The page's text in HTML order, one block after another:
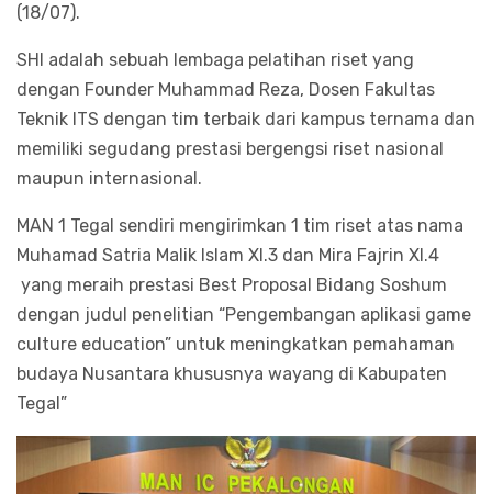
(18/07).
SHI adalah sebuah lembaga pelatihan riset yang
dengan Founder Muhammad Reza, Dosen Fakultas
Teknik ITS dengan tim terbaik dari kampus ternama dan
memiliki segudang prestasi bergengsi riset nasional
maupun internasional.
MAN 1 Tegal sendiri mengirimkan 1 tim riset atas nama
Muhamad Satria Malik Islam XI.3 dan Mira Fajrin XI.4
yang meraih prestasi Best Proposal Bidang Soshum
dengan judul penelitian “Pengembangan aplikasi game
culture education” untuk meningkatkan pemahaman
budaya Nusantara khususnya wayang di Kabupaten
Tegal”